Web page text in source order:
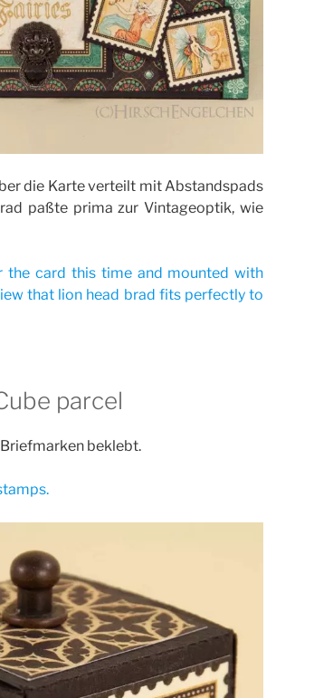
die Karte verteilt mit Abstandspads
paßte prima zur Vintageoptik, wie
the card this time and mounted with
that lion head brad fits perfectly to
parcel
beklebt.